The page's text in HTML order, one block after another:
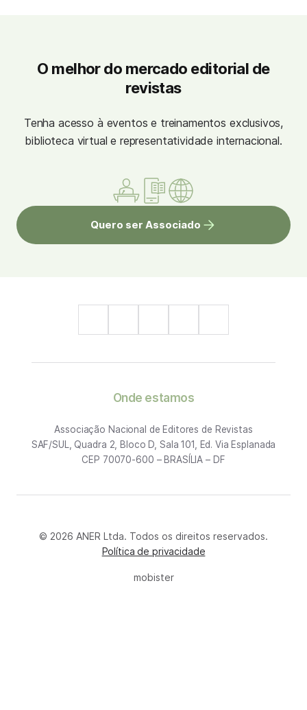
O melhor do mercado editorial de
revistas
Tenha acesso à eventos e treinamentos exclusivos,
biblioteca virtual e representatividade internacional.
Quero ser Associado
Onde estamos
Associação Nacional de Editores de Revistas
SAF/SUL, Quadra 2, Bloco D, Sala 101, Ed. Via Esplanada
CEP 70070-600 – BRASÍLIA – DF
© 2026 ANER Ltda. Todos os direitos reservados.
Política de privacidade
mobister